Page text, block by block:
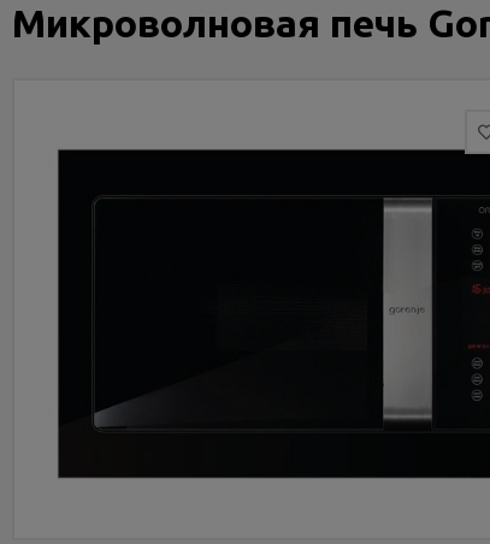
Микроволновая печь